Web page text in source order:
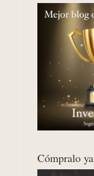
Cómpralo ya